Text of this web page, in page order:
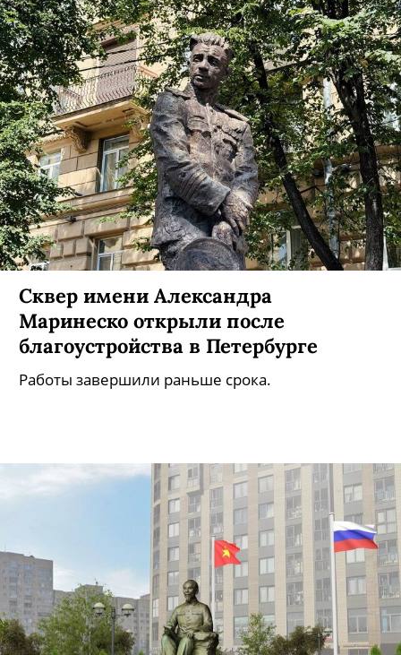
Сквер имени Александра
Маринеско открыли после
благоустройства в Петербурге
Работы завершили раньше срока.